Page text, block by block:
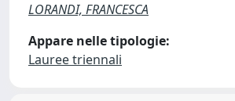
LORANDI, FRANCESCA
Appare nelle tipologie:
Lauree triennali